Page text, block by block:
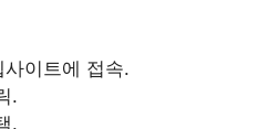
이트에 접속.
.
.